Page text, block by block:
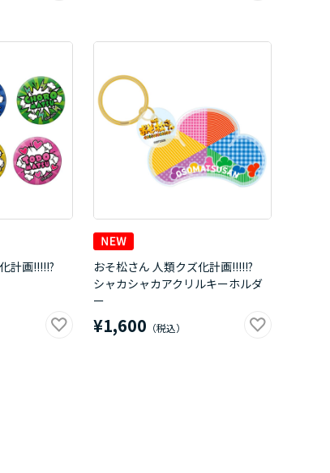
計画!!!!!?
おそ松さん 人類クズ化計画!!!!!?
シャカシャカアクリルキーホルダ
ー
¥1,600